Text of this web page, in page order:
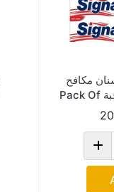
مكافح
تسوس 120 جم 4 حبة Pack Of